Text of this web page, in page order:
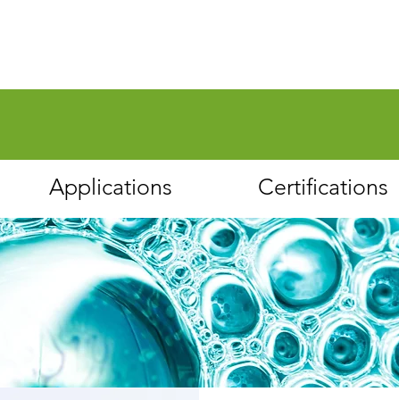
Applications Certifications